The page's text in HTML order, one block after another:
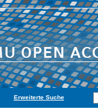
Erweiterte Suche